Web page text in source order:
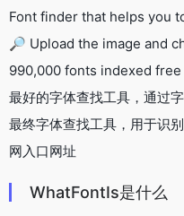
Font finder that helps you
🔎 Upload the image and
990,000 fonts indexed
最好的字体查找工具，通过
最终字体查找工具，用于识
网入口网址
WhatFontIs是什么